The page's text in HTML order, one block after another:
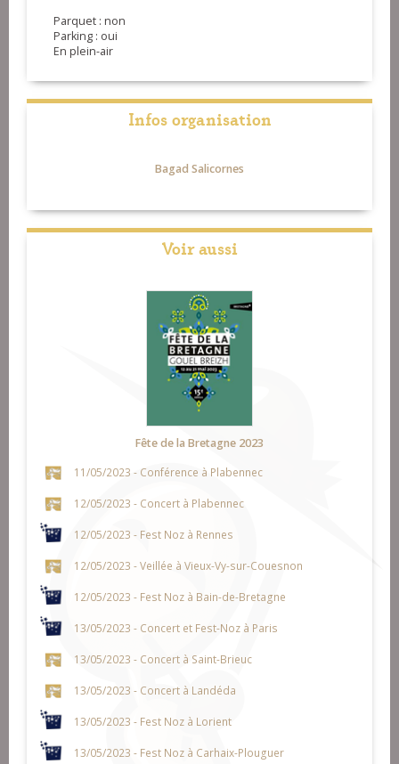
Parquet : non
Parking : oui
En plein-air
Infos organisation
Bagad Salicornes
Voir aussi
Fête de la Bretagne 2023
11/05/2023 - Conférence à Plabennec
12/05/2023 - Concert à Plabennec
12/05/2023 - Fest Noz à Rennes
12/05/2023 - Veillée à Vieux-Vy-sur-Couesnon
12/05/2023 - Fest Noz à Bain-de-Bretagne
13/05/2023 - Concert et Fest-Noz à Paris
13/05/2023 - Concert à Saint-Brieuc
13/05/2023 - Concert à Landéda
13/05/2023 - Fest Noz à Lorient
13/05/2023 - Fest Noz à Carhaix-Plouguer